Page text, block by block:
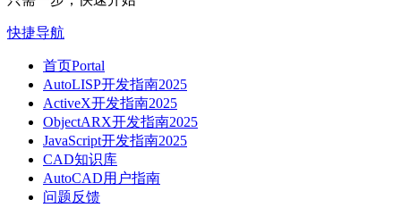
快捷导航
首页Portal
AutoLISP开发指南2025
ActiveX开发指南2025
ObjectARX开发指南2025
JavaScript开发指南2025
CAD知识库
AutoCAD用户指南
问题反馈